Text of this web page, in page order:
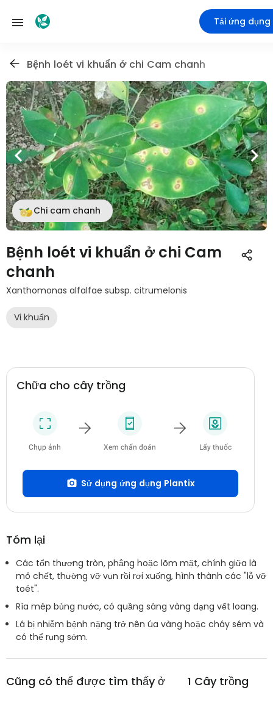
Tải ứng dụng
Bệnh loét vi khuẩn ở chi Cam chanh
Chi cam chanh
Bệnh loét vi khuẩn ở chi Cam
chanh
Xanthomonas alfalfae subsp. citrumelonis
Vi khuẩn
Chữa cho cây trồng
Chụp ảnh Xem chẩn đoán Lấy thuốc
Sử dụng ứng dụng Plantix
Tóm lại
Các tổn thương tròn, phẳng hoặc lõm mặt, chính giữa là
mô chết, thường vỡ vụn rồi rơi xuống, hình thành các "lỗ vỡ
toét".
Rìa mép bủng nước, có quầng sáng vàng dạng vết loang.
Lá bị nhiễm bệnh nặng trở nên úa vàng hoặc cháy sém và
có thể rụng sớm.
Cũng có thể được tìm thấy ở 1 Cây trồng